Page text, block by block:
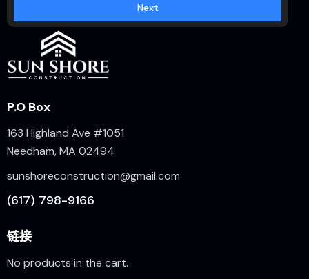
Next
P.O Box
163 Highland Ave #1051
Needham, MA 02494
sunshoreconstruction@gmail.com
(617) 798-9166
链接
No products in the cart.